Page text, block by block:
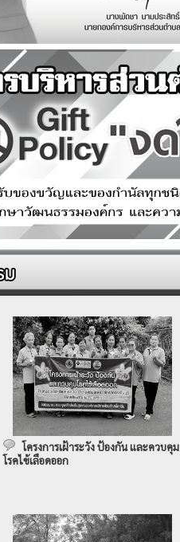
โครงการเฝ้าระวัง ป้องกัน และควบคุม
โรคไข้เลือดออก